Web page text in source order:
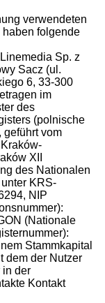
verwendeten
folgende
Sp. z
Sacz (ul.
6, 33-300
im
des
(polnische
geführt vom
XII
des Nationalen
KRS-
NIP
(Nationale
Stammkapital
dem der Nutzer
in der
Kontakt